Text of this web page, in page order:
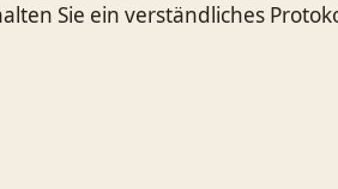
Sie ein verständliches